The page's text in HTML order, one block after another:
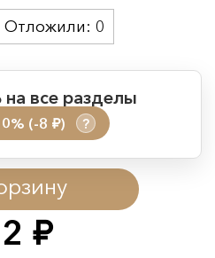
руб.
все разделы
(-8 руб.) ?
08.08.2026 00:01
09.08.2026 23:59
Отложили: 0